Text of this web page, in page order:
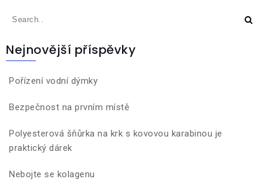
Nejnovější příspěvky
Pořízení vodní dýmky
Bezpečnost na prvním místě
Polyesterová šňůrka na krk s kovovou karabinou je
praktický dárek
Nebojte se kolagenu